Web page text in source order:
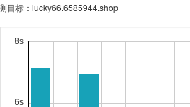
目标： lucky66.6585944.shop